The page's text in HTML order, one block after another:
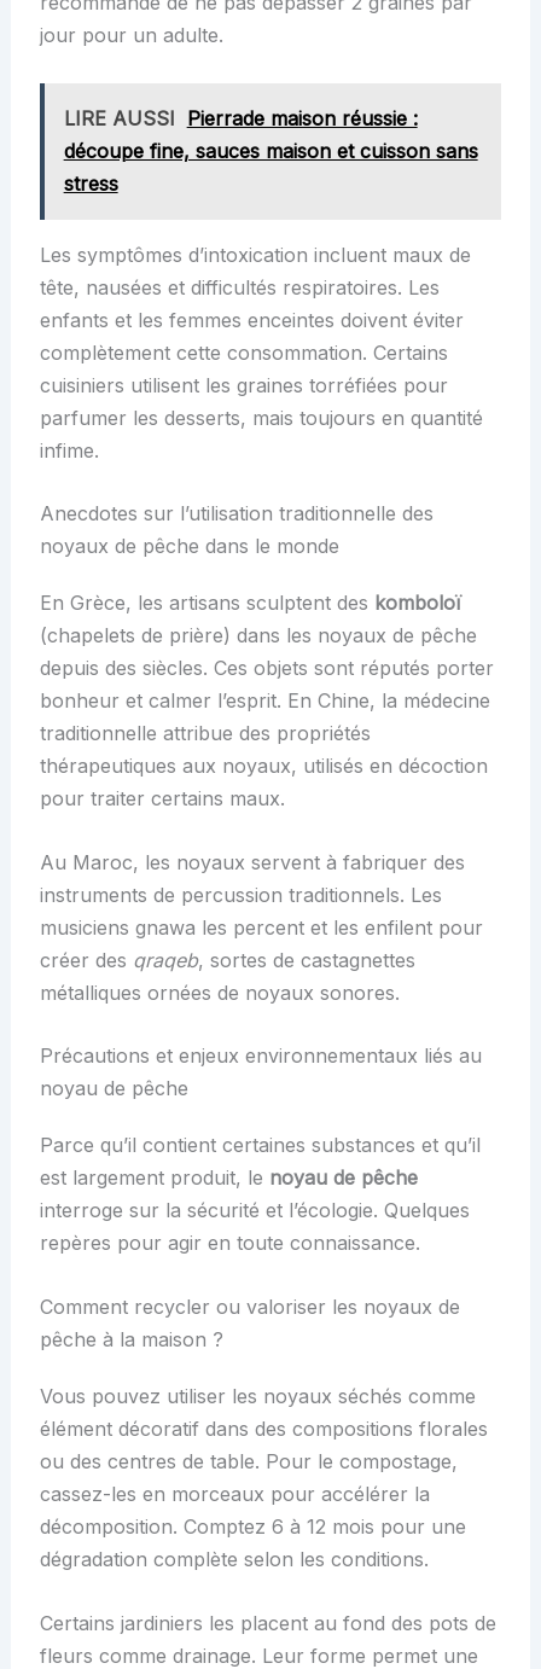
jour pour un adulte.
LIRE AUSSI Pierrade maison réussie :
découpe fine, sauces maison et cuisson sans
stress
Les symptômes d’intoxication incluent maux de
tête, nausées et difficultés respiratoires. Les
enfants et les femmes enceintes doivent éviter
complètement cette consommation. Certains
cuisiniers utilisent les graines torréfiées pour
parfumer les desserts, mais toujours en quantité
infime.
Anecdotes sur l’utilisation traditionnelle des
noyaux de pêche dans le monde
En Grèce, les artisans sculptent des komboloï
(chapelets de prière) dans les noyaux de pêche
depuis des siècles. Ces objets sont réputés porter
bonheur et calmer l’esprit. En Chine, la médecine
traditionnelle attribue des propriétés
thérapeutiques aux noyaux, utilisés en décoction
pour traiter certains maux.
Au Maroc, les noyaux servent à fabriquer des
instruments de percussion traditionnels. Les
musiciens gnawa les percent et les enfilent pour
créer des qraqeb, sortes de castagnettes
métalliques ornées de noyaux sonores.
Précautions et enjeux environnementaux liés au
noyau de pêche
Parce qu’il contient certaines substances et qu’il
est largement produit, le noyau de pêche
interroge sur la sécurité et l’écologie. Quelques
repères pour agir en toute connaissance.
Comment recycler ou valoriser les noyaux de
pêche à la maison ?
Vous pouvez utiliser les noyaux séchés comme
élément décoratif dans des compositions florales
ou des centres de table. Pour le compostage,
cassez-les en morceaux pour accélérer la
décomposition. Comptez 6 à 12 mois pour une
dégradation complète selon les conditions.
Certains jardiniers les placent au fond des pots de
fleurs comme drainage. Leur forme permet une